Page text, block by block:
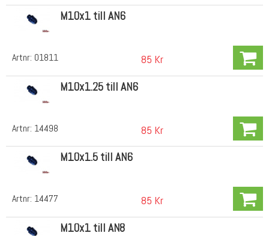
Artnr: 01811
M10x1 till AN6
85 Kr
Artnr: 14498
M10x1.25 till AN6
85 Kr
Artnr: 14477
M10x1.5 till AN6
85 Kr
M10x1 till AN8